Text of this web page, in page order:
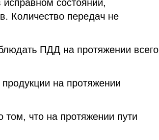
состоянии,
Количество передач не
ПДД на протяжении всего
на протяжении
том, что на протяжении пути